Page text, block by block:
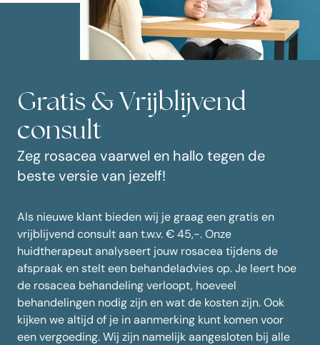
Gratis & Vrijblijvend
consult
Zeg rosacea vaarwel en hallo tegen de
beste versie van jezelf!
Als nieuwe klant bieden wij je graag een gratis en
vrijblijvend consult aan t.w.v. € 45,-. Onze
huidtherapeut analyseert jouw rosacea tijdens de
afspraak en stelt een behandeladvies op. Je leert hoe
de rosacea behandeling verloopt, hoeveel
behandelingen nodig zijn en wat de kosten zijn. Ook
kijken we altijd of je in aanmerking kunt komen voor
een vergoeding. Wij zijn namelijk aangesloten bij alle